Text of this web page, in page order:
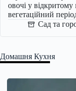
овочі у
вегетаційний
Сад та
Домашня Кухня